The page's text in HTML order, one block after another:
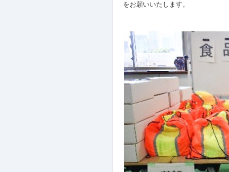
をお願いいたします。